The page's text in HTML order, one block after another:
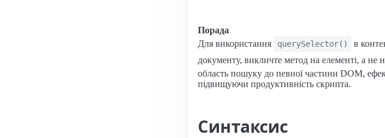
Порада
Для використання
querySelector()
в
документу, викличте метод на елементі, а не
область пошуку до певної частини DOM,
підвищуючи продуктивність скрипта.
Синтаксис